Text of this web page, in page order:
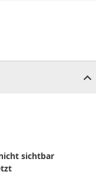
sichtbar